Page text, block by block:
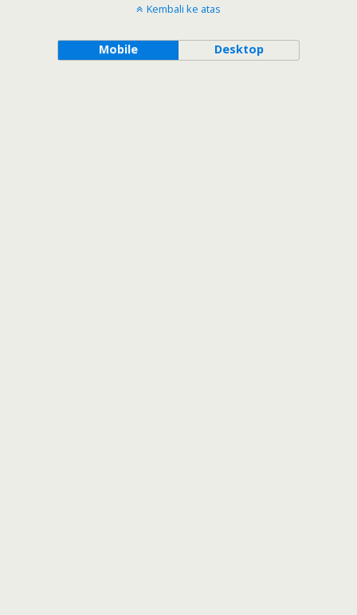
Kembali ke atas
Mobile Desktop